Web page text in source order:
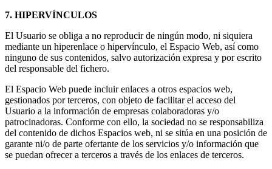
7. HIPERVÍNCULOS
El Usuario se obliga a no reproducir de ningún modo, ni siquiera
mediante un hiperenlace o hipervínculo, el Espacio Web, así como
ninguno de sus contenidos, salvo autorización expresa y por escrito
del responsable del fichero.
El Espacio Web puede incluir enlaces a otros espacios web,
gestionados por terceros, con objeto de facilitar el acceso del
Usuario a la información de empresas colaboradoras y/o
patrocinadoras. Conforme con ello, la sociedad no se responsabiliza
del contenido de dichos Espacios web, ni se sitúa en una posición de
garante ni/o de parte ofertante de los servicios y/o información que
se puedan ofrecer a terceros a través de los enlaces de terceros.